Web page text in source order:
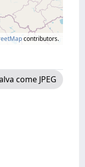
contributors.
come JPEG